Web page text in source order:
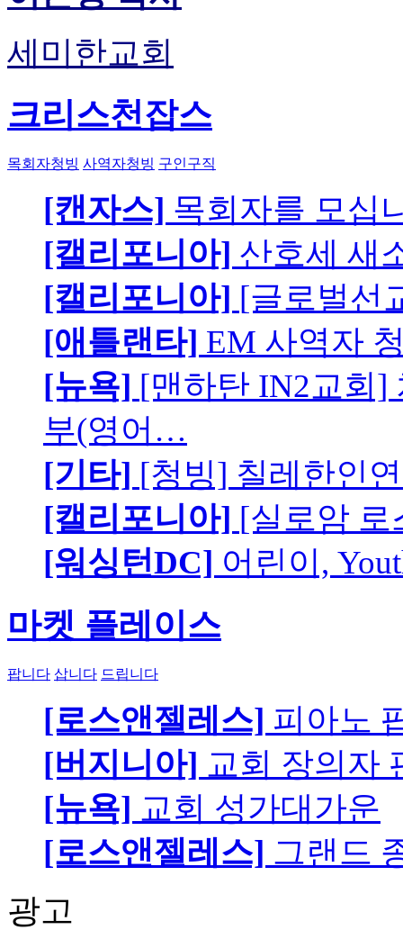
세미한교회
크리스천잡스
목회자청빙 사역자청빙 구인구직
[캔자스] 목회자를 모십
[캘리포니아] 산호세 새
[캘리포니아] [글로벌선
[애틀랜타] EM 사역자
[뉴욕] [맨하탄 IN2교회]
부(영어…
[기타] [청빙] 칠레한인
[캘리포니아] [실로암 로
[워싱턴DC] 어린이,
마켓 플레이스
팝니다 삽니다 드립니다
[로스앤젤레스] 피아노
[버지니아] 교회 장의자
[뉴욕] 교회 성가대가운
[로스앤젤레스] 그랜드
광고